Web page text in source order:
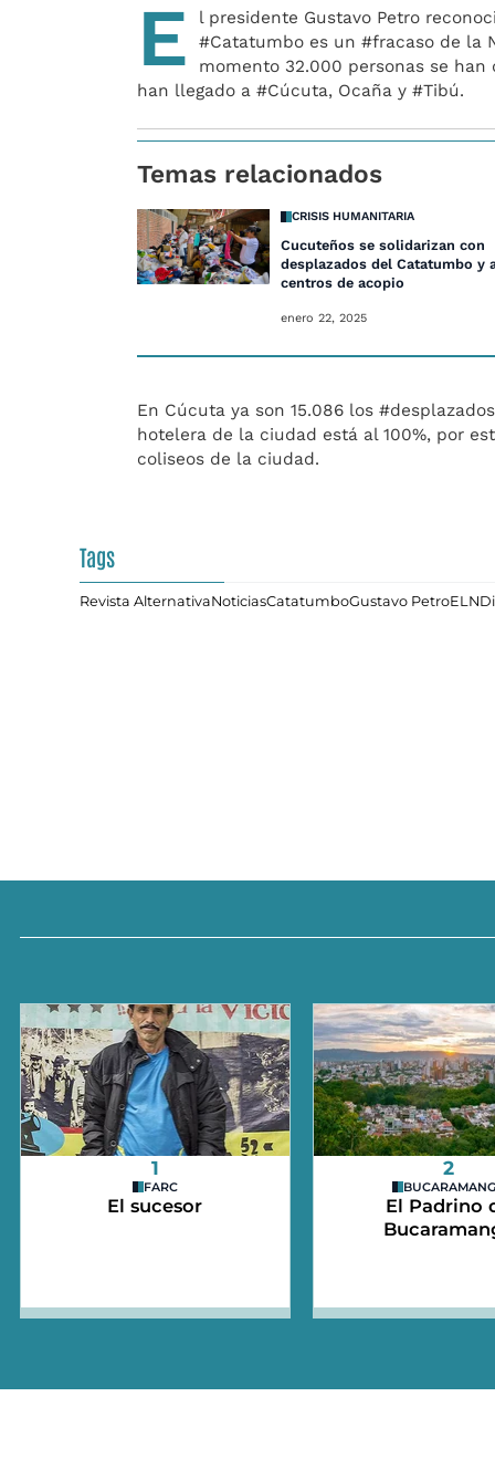
E
l presidente Gustavo Petro
#Catatumbo es un #fracaso de la
momento 32.000 personas se
han llegado a #Cúcuta, Ocaña y #Tibú.
Temas relacionados
CRISIS HUMANITARIA
Cucuteños se solidarizan con
desplazados del Catatumbo y
centros de acopio
enero 22, 2025
En Cúcuta ya son 15.086 los
hotelera de la ciudad está al 100%, por
coliseos de la ciudad.
Tags
Revista AlternativaNoticiasCatatumboGustavo PetroELN
1
FARC
El sucesor
2
El Padrino